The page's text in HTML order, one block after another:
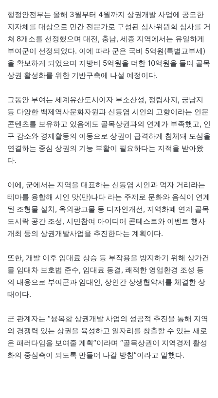
행정안전부는 올해 3월부터 4월까지 상권개발 사업에 공모한
지자체를 대상으로 민간 전문가로 구성된 심사위원회 심사를 거
쳐 8개소를 선정했으며 대전, 충남, 세종 지역에서는 유일하게
부여군이 선정되었다. 이에 따라 군은 국비 5억원(특별교부세)
을 확보하게 되었으며 지방비 5억원을 더한 10억원을 들여 골목
상권 활성화를 위한 기반구축에 나설 예정이다.
그동안 부여는 세계유산도시이자 부소산성, 정림사지, 궁남지
등 다양한 백제역사문화자원과 신동엽 시인의 고향이라는 인문
콘텐츠를 보유하고 있음에도 골목상권과의 연계가 부족했고, 인
구 감소와 경제활동의 이동으로 상권이 급격하게 침체돼 도심을
연결하는 중심 상권의 기능 부활이 필요하다는 지적을 받아왔
다.
이에, 군에서는 지역을 대표하는 신동엽 시인과 먹자 거리라는
테마를 융합해 시인 맛(만)나다 라는 주제로 문화와 음식이 연계
된 조형물 설치, 옥외광고물 등 디자인개선, 지역화폐 연계 골목
도시락 공간 조성, 시민참여 아이디어 콘테스트와 이벤트 행사
개최 등의 상권개발사업을 추진한다는 계획이다.
또한, 개발 이후 임대료 상승 등 부작용을 방지하기 위해 상가건
물 임대차 보호법 준수, 임대료 동결, 쾌적한 영업환경 조성 등
의 내용으로 부여군과 임대인, 상인간 상생협약서를 체결한 상
태이다.
군 관계자는 “융복합 상권개발 사업의 성공적 추진을 통해 지역
의 경쟁력 있는 상권을 육성하고 일자리를 창출할 수 있는 새로
운 패러다임을 보여줄 계획”이라며 “골목상권이 지역경제 활성
화의 중심축이 되도록 만들어 나갈 방침”이라고 말했다.